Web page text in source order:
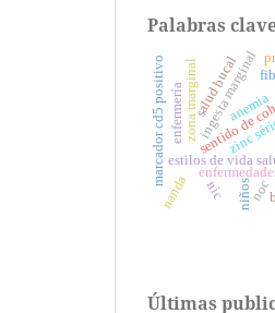
Palabras
sentido de
estilos de vida
zinc
ingesta marginal
niños
zona marginal
marcador cd5 positivoenfermeríasalud bucalanemia
nanda nic noc
Últimas